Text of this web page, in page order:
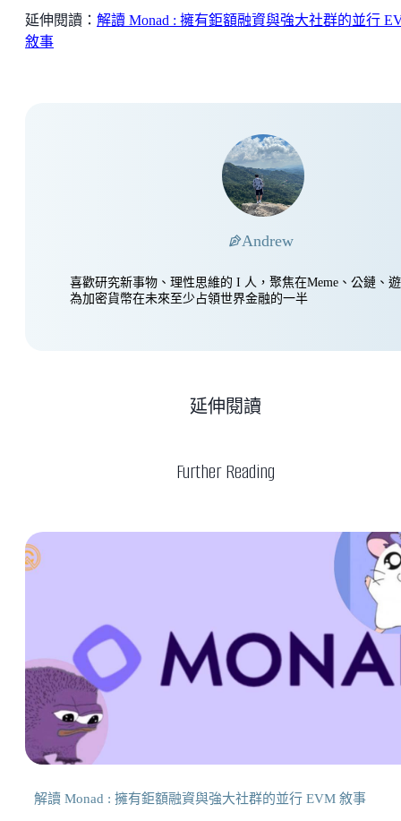
延伸閱讀： 解讀 Monad : 擁有鉅額融資與強大社群的並行
敘事
Andrew
喜歡研究新事物、理性思維的 I 人，聚焦在Meme、公鏈、
為加密貨幣在未來至少占領世界金融的一半
Further Reading
延伸閱讀
解讀 Monad : 擁有鉅額融資與強大社群的並行 EVM 敘事